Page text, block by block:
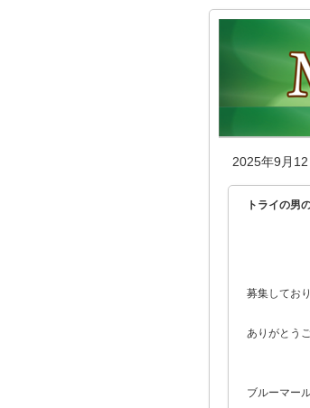
2025年9月
トライの男
募集してお
ありがとう
ブルーマー